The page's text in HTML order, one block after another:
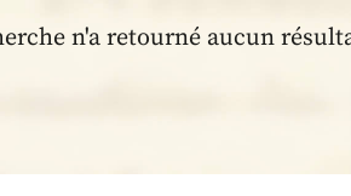
n'a retourné aucun